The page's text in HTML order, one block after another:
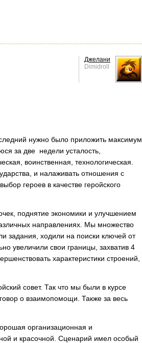
Джелани
Dimidroll
нужно было приложить максимум
за две недели усталость,
воинственная, технологическая.
и налаживать отношения с
героев в качестве геройского
поднятие экономики и улучшением
направлениях. Мы множество
задания, ходили на поиски ключей от
увеличили свои границы, захватив 4
характеристики строений,
совет. Так что мы были в курсе
о взаимопомощи. Также за весь
организационная и
и красочной. Сценарий имел особый